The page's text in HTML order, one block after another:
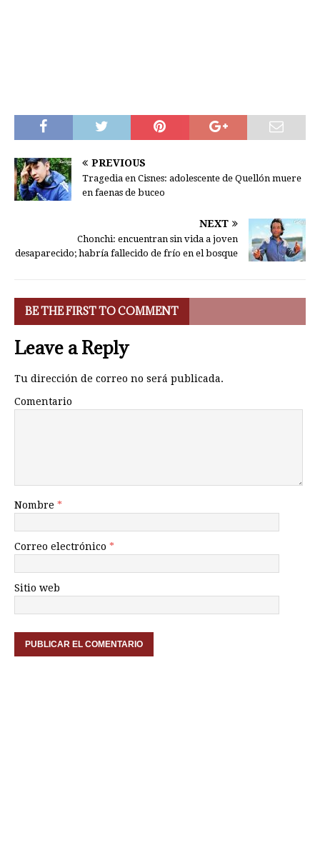
PREVIOUS
Tragedia en Cisnes: adolescente de Quellón muere
en faenas de buceo
NEXT
Chonchi: encuentran sin vida a joven
desaparecido; habría fallecido de frío en el bosque
BE THE FIRST TO COMMENT
Leave a Reply
Tu dirección de correo no será publicada.
Comentario
Nombre *
Correo electrónico *
Sitio web